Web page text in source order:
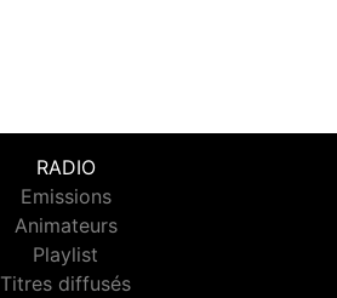
RADIO
Emissions
Animateurs
Playlist
Titres diffusés